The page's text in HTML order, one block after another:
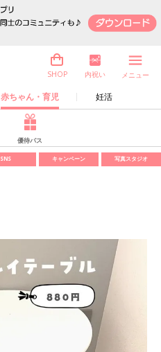
赤ちゃん・育児 妊活
SHOP 内祝い メニュー
優待パス
SNS キャンペーン 写真スタジオ